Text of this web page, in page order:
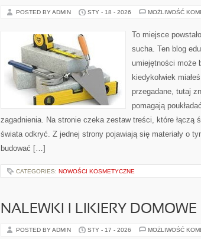
POSTED BY ADMIN STY - 18 - 2026 MOŻLIWOŚĆ
To miejsce
sucha. Ten blog
umiejętności może
kiedykolwiek
przegadane, tutaj
pomagają
zagadnienia. Na stronie czeka zestaw treści, które łączą
świata odkryć. Z jednej strony pojawiają się materiały o
budować […]
CATEGORIES: NOWOŚCI KOSMETYCZNE
NALEWKI I LIKIERY DOMOWE
POSTED BY ADMIN STY - 17 - 2026 MOŻLIWOŚĆ